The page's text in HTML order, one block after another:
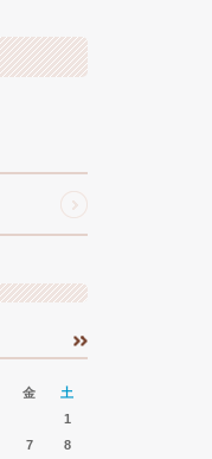
»
金
土
1
7
8